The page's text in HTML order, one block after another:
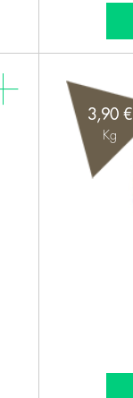
3,90 €
Kg